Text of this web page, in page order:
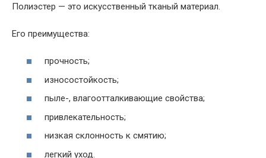
Полиэстер — это искусственный тканый материал.
Его преимущества:
прочность;
износостойкость;
пыле-, влагоотталкивающие свойства;
привлекательность;
низкая склонность к смятию;
легкий уход.